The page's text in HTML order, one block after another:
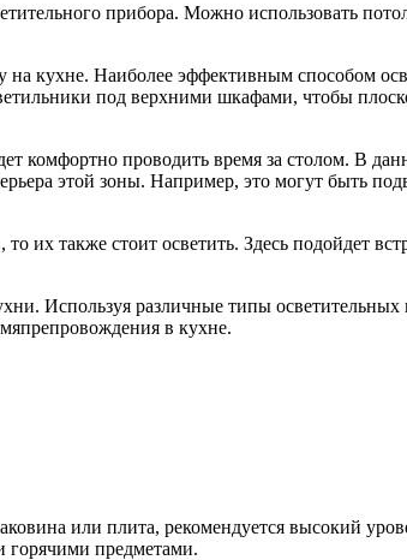
прибора. Можно использовать
на кухне. Наиболее эффективным способом
под верхними шкафами, чтобы
комфортно проводить время за столом. В
этой зоны. Например, это могут быть
их также стоит осветить. Здесь подойдет
Используя различные типы
в кухне.
или плита, рекомендуется высокий
горячими предметами.